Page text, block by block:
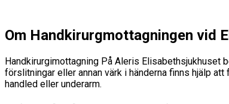
Om Handkirurgmottagningen vid
Handkirurgimottagning På Aleris Elisabethsjukhuset
förslitningar eller annan värk i händerna finns hjälp
handled eller underarm.